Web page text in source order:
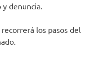
denuncia.
los pasos del